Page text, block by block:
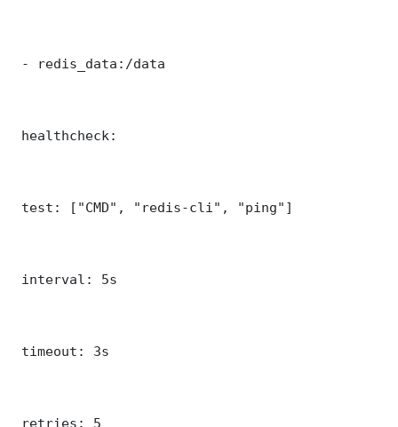
- redis_data:/data
healthcheck:
test: ["CMD", "redis-cli", "ping"]
interval: 5s
timeout: 3s
retries: 5